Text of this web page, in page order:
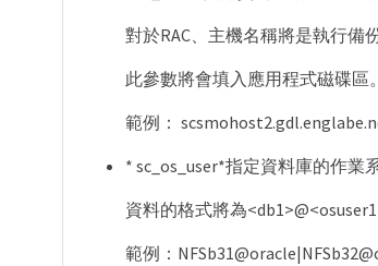
對於RAC、主機名稱將是執行備
此參數將會填入應用程式磁碟區。
範例：
* sc_os_user*指定資料庫的作業
資料的格式將為
範例：